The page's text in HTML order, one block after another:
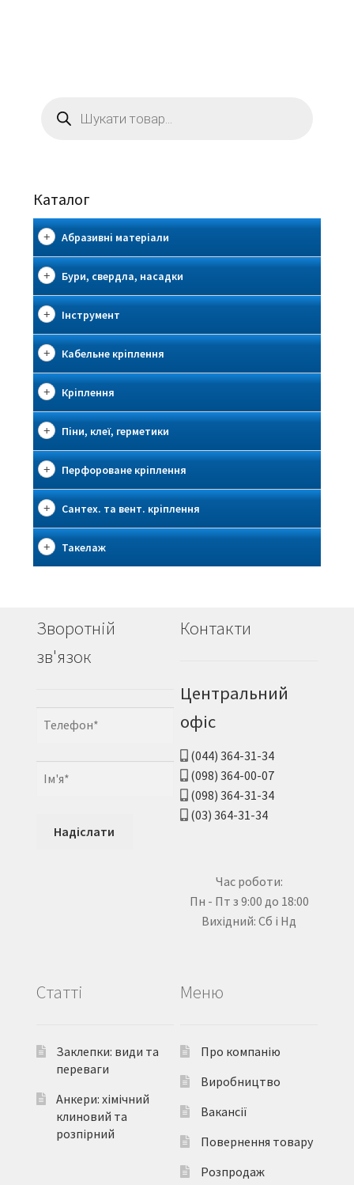
товарів
Каталог
Абразивні матеріали
Бури, свердла, насадки
Інструмент
Кабельне кріплення
Кріплення
Піни, клеї, герметики
Перфороване кріплення
Сантех. та вент. кріплення
Такелаж
Зворотній
зв'язок
Контакти
Центральний
офіс
(044) 364-31-34
(098) 364-00-07
(098) 364-31-34
(03) 364-31-34
Час роботи:
Пн - Пт з 9:00 до 18:00
Вихідний: Сб і Нд
Статті
Заклепки: види та
переваги
Анкери: хімічний
клиновий та
розпірний
Меню
Про компанію
Виробництво
Вакансії
Повернення товару
Розпродаж